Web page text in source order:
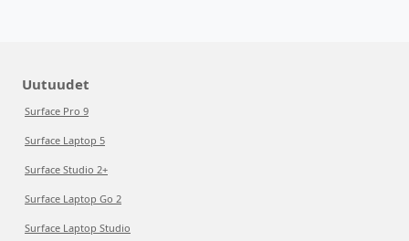
Uutuudet
Surface Pro 9
Surface Laptop 5
Surface Studio 2+
Surface Laptop Go 2
Surface Laptop Studio